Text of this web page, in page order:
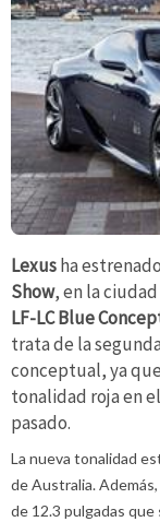
Lexusha
Show, en la
LF-LC Blue
trata de la
conceptual, ya
tonalidad roja en
pasado.
La nueva tonalidad
de Australia.
de 12.3 pulgadas que